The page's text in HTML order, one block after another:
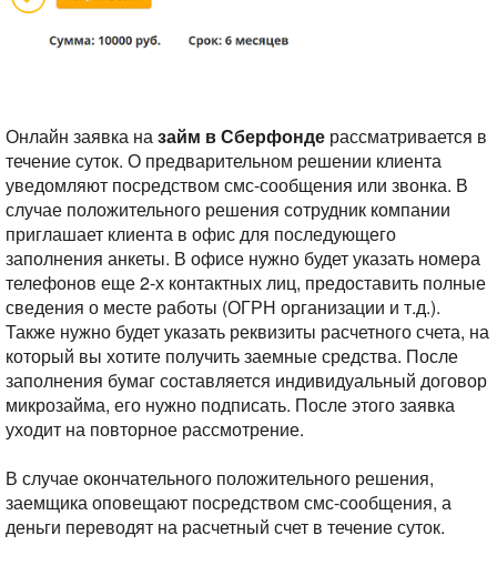
Онлайн заявка назайм в Сберфонде рассматривается в
течение суток. О предварительном решении клиента
уведомляют посредством смс-сообщения или звонка. В
случае положительного решения сотрудник компании
приглашает клиента в офис для последующего
заполнения анкеты. В офисе нужно будет указать номера
телефонов еще 2-х контактных лиц, предоставить полные
сведения о месте работы (ОГРН организации и т.д.).
Также нужно будет указать реквизиты расчетного счета, на
который вы хотите получить заемные средства. После
заполнения бумаг составляется индивидуальный договор
микрозайма, его нужно подписать. После этого заявка
уходит на повторное рассмотрение.
В случае окончательного положительного решения,
заемщика оповещают посредством смс-сообщения, а
деньги переводят на расчетный счет в течение суток.